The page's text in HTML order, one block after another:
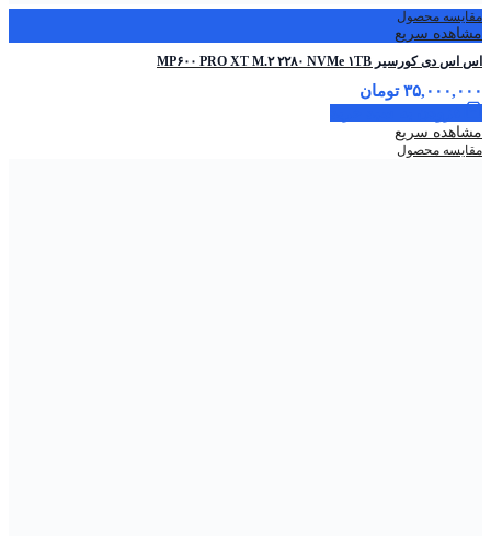
مقایسه محصول
مشاهده سریع
اس اس دی کورسیر MP۶۰۰ PRO XT M.۲ ۲۲۸۰ NVMe ۱TB
۳۵,۰۰۰,۰۰۰ تومان
مشاهده سریع
مقایسه محصول